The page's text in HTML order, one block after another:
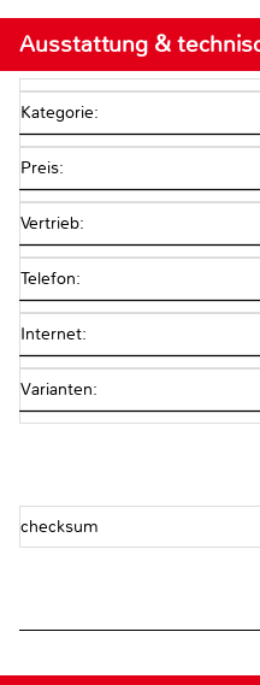
Ausstattung &
Kategorie:
Preis:
Vertrieb:
Telefon:
Internet:
Varianten:
checksum